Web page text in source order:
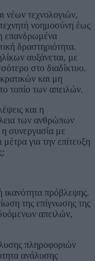
νέων τεχνολογιών,
νοημοσύνη έως
επανδρωμένα
δραστηριότητα.
αυξάνεται, με
στο διαδίκτυο.
και μη
τοπίο των απειλών.
και η
των ανθρώπων
η συνεργασία με
μέτρα για την επίτευξη
ικανότητα πρόβλεψης.
της επίγνωσης της
απειλών,
πληροφοριών
ανάλυσης